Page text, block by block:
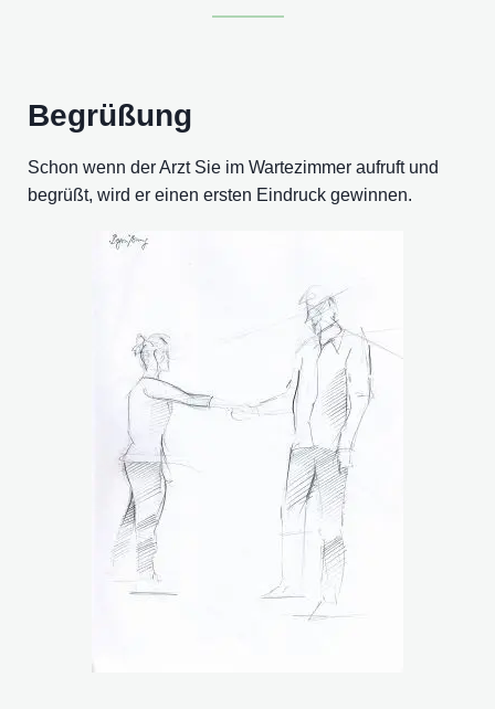
Begrüßung
Schon wenn der Arzt Sie im Wartezimmer aufruft und
begrüßt, wird er einen ersten Eindruck gewinnen.